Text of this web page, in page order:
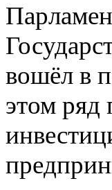
вошёл в
этом ряд